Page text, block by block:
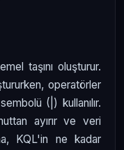
taşını oluşturur.
operatörler
(|) kullanılır.
ayırır ve veri
KQL'in ne kadar